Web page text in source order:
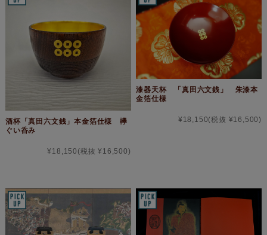
酒杯「真田六文銭」本金箔仕様 欅
ぐい呑み
¥18,150 (税抜 ¥16,500)
漆器天杯 「真田六文銭」 朱漆本
金箔仕様
¥18,150(税抜 ¥16,500)